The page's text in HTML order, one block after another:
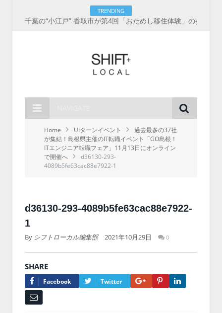
TRENDING
Home UIターンイベント
過去最多の37社
が集結！島根県主催のIT転職イベント「GO島根！
ITエンジニア転職フェア」11月13日にオンライン
で開催へ
d36130-293-
4089b5fe63cac88e7922-1
d36130-293-4089b5fe63cac88e7922-
1
By シフトローカル編集部 2021年10月29日 0
SHARE
Facebook Twitter Google+Pinterest